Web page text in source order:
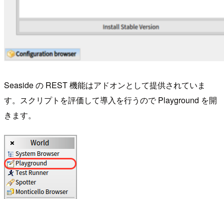
Seaside の REST 機能はアドオンとして提供されていま
す。スクリプトを評価して導入を行うので Playground を開
きます。